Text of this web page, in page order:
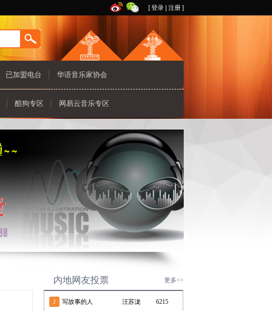
[登录 注册 ]
已加盟电台 华语音乐家协会
酷狗专区 网易云音乐专区
内地网友投票 更多>>
1 写故事的人 汪苏泷 6215